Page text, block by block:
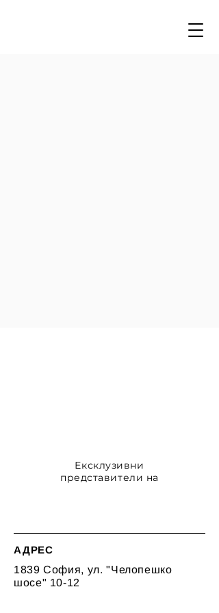
Ексклузивни
представители на
АДРЕС
1839 София, ул. "Челопешко
шосе" 10-12